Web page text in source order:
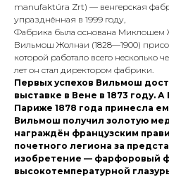
manufaktúra Zrt) — венгерская
упразднённая в 1999 году,
Фабрика была основана Миклошем
Вильмош Жолнаи (1828—1900)
которой работало всего несколько
лет он стал директором фабрики.
Первых успехов Вильмош
выставке в Вене в 1873 году.
Париже 1878 года принесла
Вильмош получил золотую
награждён французским
почетного легиона за
изобретение — фарфоровый
высокотемпературной